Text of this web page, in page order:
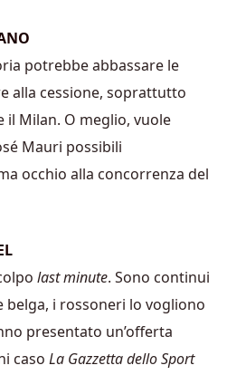
potrebbe abbassare le
alla cessione, soprattutto
il Milan. O meglio, vuole
Mauri possibili
occhio alla concorrenza del
last minute. Sono continui
i rossoneri lo vogliono
presentato un’offerta
caso La Gazzetta dello Sport